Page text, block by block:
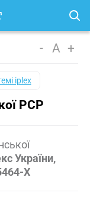
- A +
iplex
РСР
України,
X